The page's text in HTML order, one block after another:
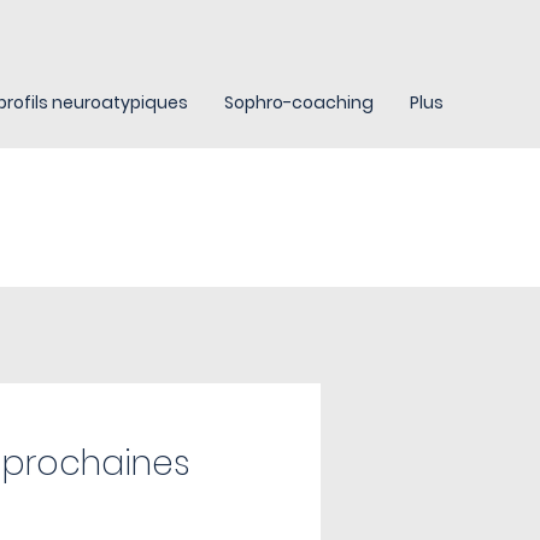
neuroatypiques Sophro-coaching Plus